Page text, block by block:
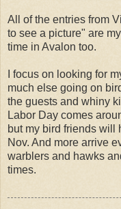
All of the entries from
to see a picture" are
time in Avalon too.
I focus on looking for
much else going on
the guests and whiny
Labor Day comes
but my bird friends will
Nov. And more arrive
warblers and hawks
times.